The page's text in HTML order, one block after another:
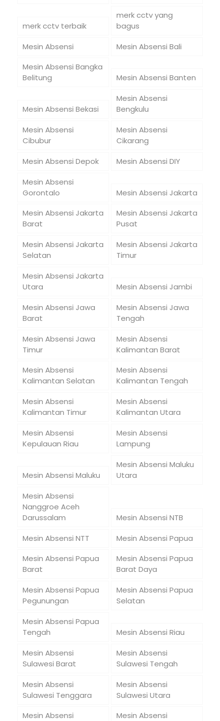
merk cctv terbaik
merk cctv yang
bagus
Mesin Absensi
Mesin Absensi Bali
Mesin Absensi Bangka
Belitung
Mesin Absensi Banten
Mesin Absensi Bekasi
Mesin Absensi
Bengkulu
Mesin Absensi
Cibubur
Mesin Absensi
Cikarang
Mesin Absensi Depok
Mesin Absensi DIY
Mesin Absensi
Gorontalo
Mesin Absensi Jakarta
Mesin Absensi Jakarta
Barat
Mesin Absensi Jakarta
Pusat
Mesin Absensi Jakarta
Selatan
Mesin Absensi Jakarta
Timur
Mesin Absensi Jakarta
Utara
Mesin Absensi Jambi
Mesin Absensi Jawa
Barat
Mesin Absensi Jawa
Tengah
Mesin Absensi Jawa
Timur
Mesin Absensi
Kalimantan Barat
Mesin Absensi
Kalimantan Selatan
Mesin Absensi
Kalimantan Tengah
Mesin Absensi
Kalimantan Timur
Mesin Absensi
Kalimantan Utara
Mesin Absensi
Kepulauan Riau
Mesin Absensi
Lampung
Mesin Absensi Maluku
Mesin Absensi Maluku
Utara
Mesin Absensi
Nanggroe Aceh
Darussalam
Mesin Absensi NTB
Mesin Absensi NTT
Mesin Absensi Papua
Mesin Absensi Papua
Barat
Mesin Absensi Papua
Barat Daya
Mesin Absensi Papua
Pegunungan
Mesin Absensi Papua
Selatan
Mesin Absensi Papua
Tengah
Mesin Absensi Riau
Mesin Absensi
Sulawesi Barat
Mesin Absensi
Sulawesi Tengah
Mesin Absensi
Sulawesi Tenggara
Mesin Absensi
Sulawesi Utara
Mesin Absensi
Mesin Absensi